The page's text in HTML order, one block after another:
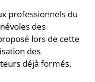
professionnels du
des
lors de cette
des
déjà formés.